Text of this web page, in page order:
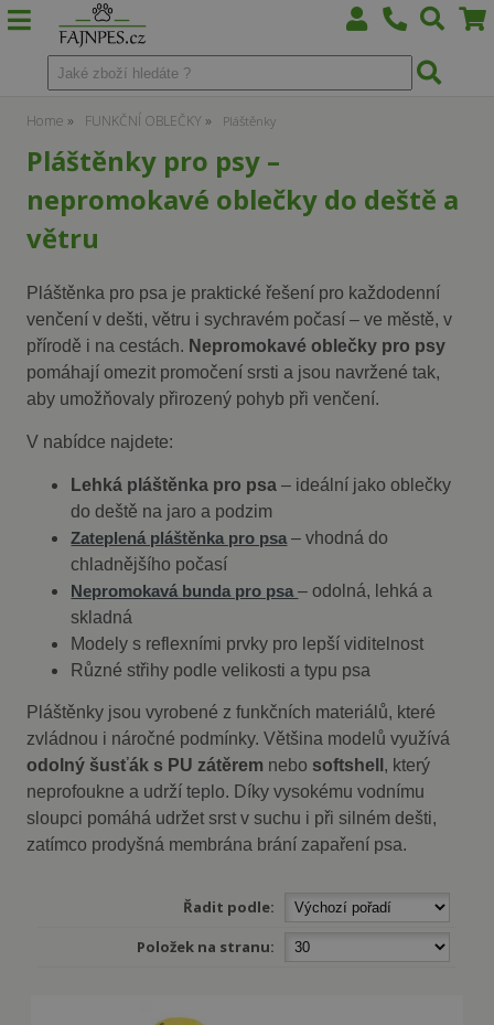
Home FUNKČNÍ OBLEČKY Pláštěnky
Pláštěnky pro psy –
nepromokavé oblečky do deště a
větru
Pláštěnka pro psa je praktické řešení pro každodenní
venčení v dešti, větru i sychravém počasí – ve městě, v
přírodě i na cestách. Nepromokavé oblečky pro psy
pomáhají omezit promočení srsti a jsou navržené tak,
aby umožňovaly přirozený pohyb při venčení.
V nabídce najdete:
Lehká pláštěnka pro psa – ideální jako oblečky
do deště na jaro a podzim
Zateplená pláštěnka pro psa – vhodná do
chladnějšího počasí
Nepromokavá bunda pro psa– odolná, lehká a
skladná
Modely s reflexními prvky pro lepší viditelnost
Různé střihy podle velikosti a typu psa
Pláštěnky jsou vyrobené z funkčních materiálů, které
zvládnou i náročné podmínky. Většina modelů využívá
odolný šusťák s PU zátěrem nebo softshell , který
neprofoukne a udrží teplo. Díky vysokému vodnímu
sloupci pomáhá udržet srst v suchu i při silném dešti,
zatímco prodyšná membrána brání zapaření psa.
Řadit podle:
Položek na stranu: